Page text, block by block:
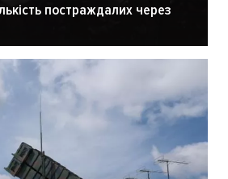
постраждалих через